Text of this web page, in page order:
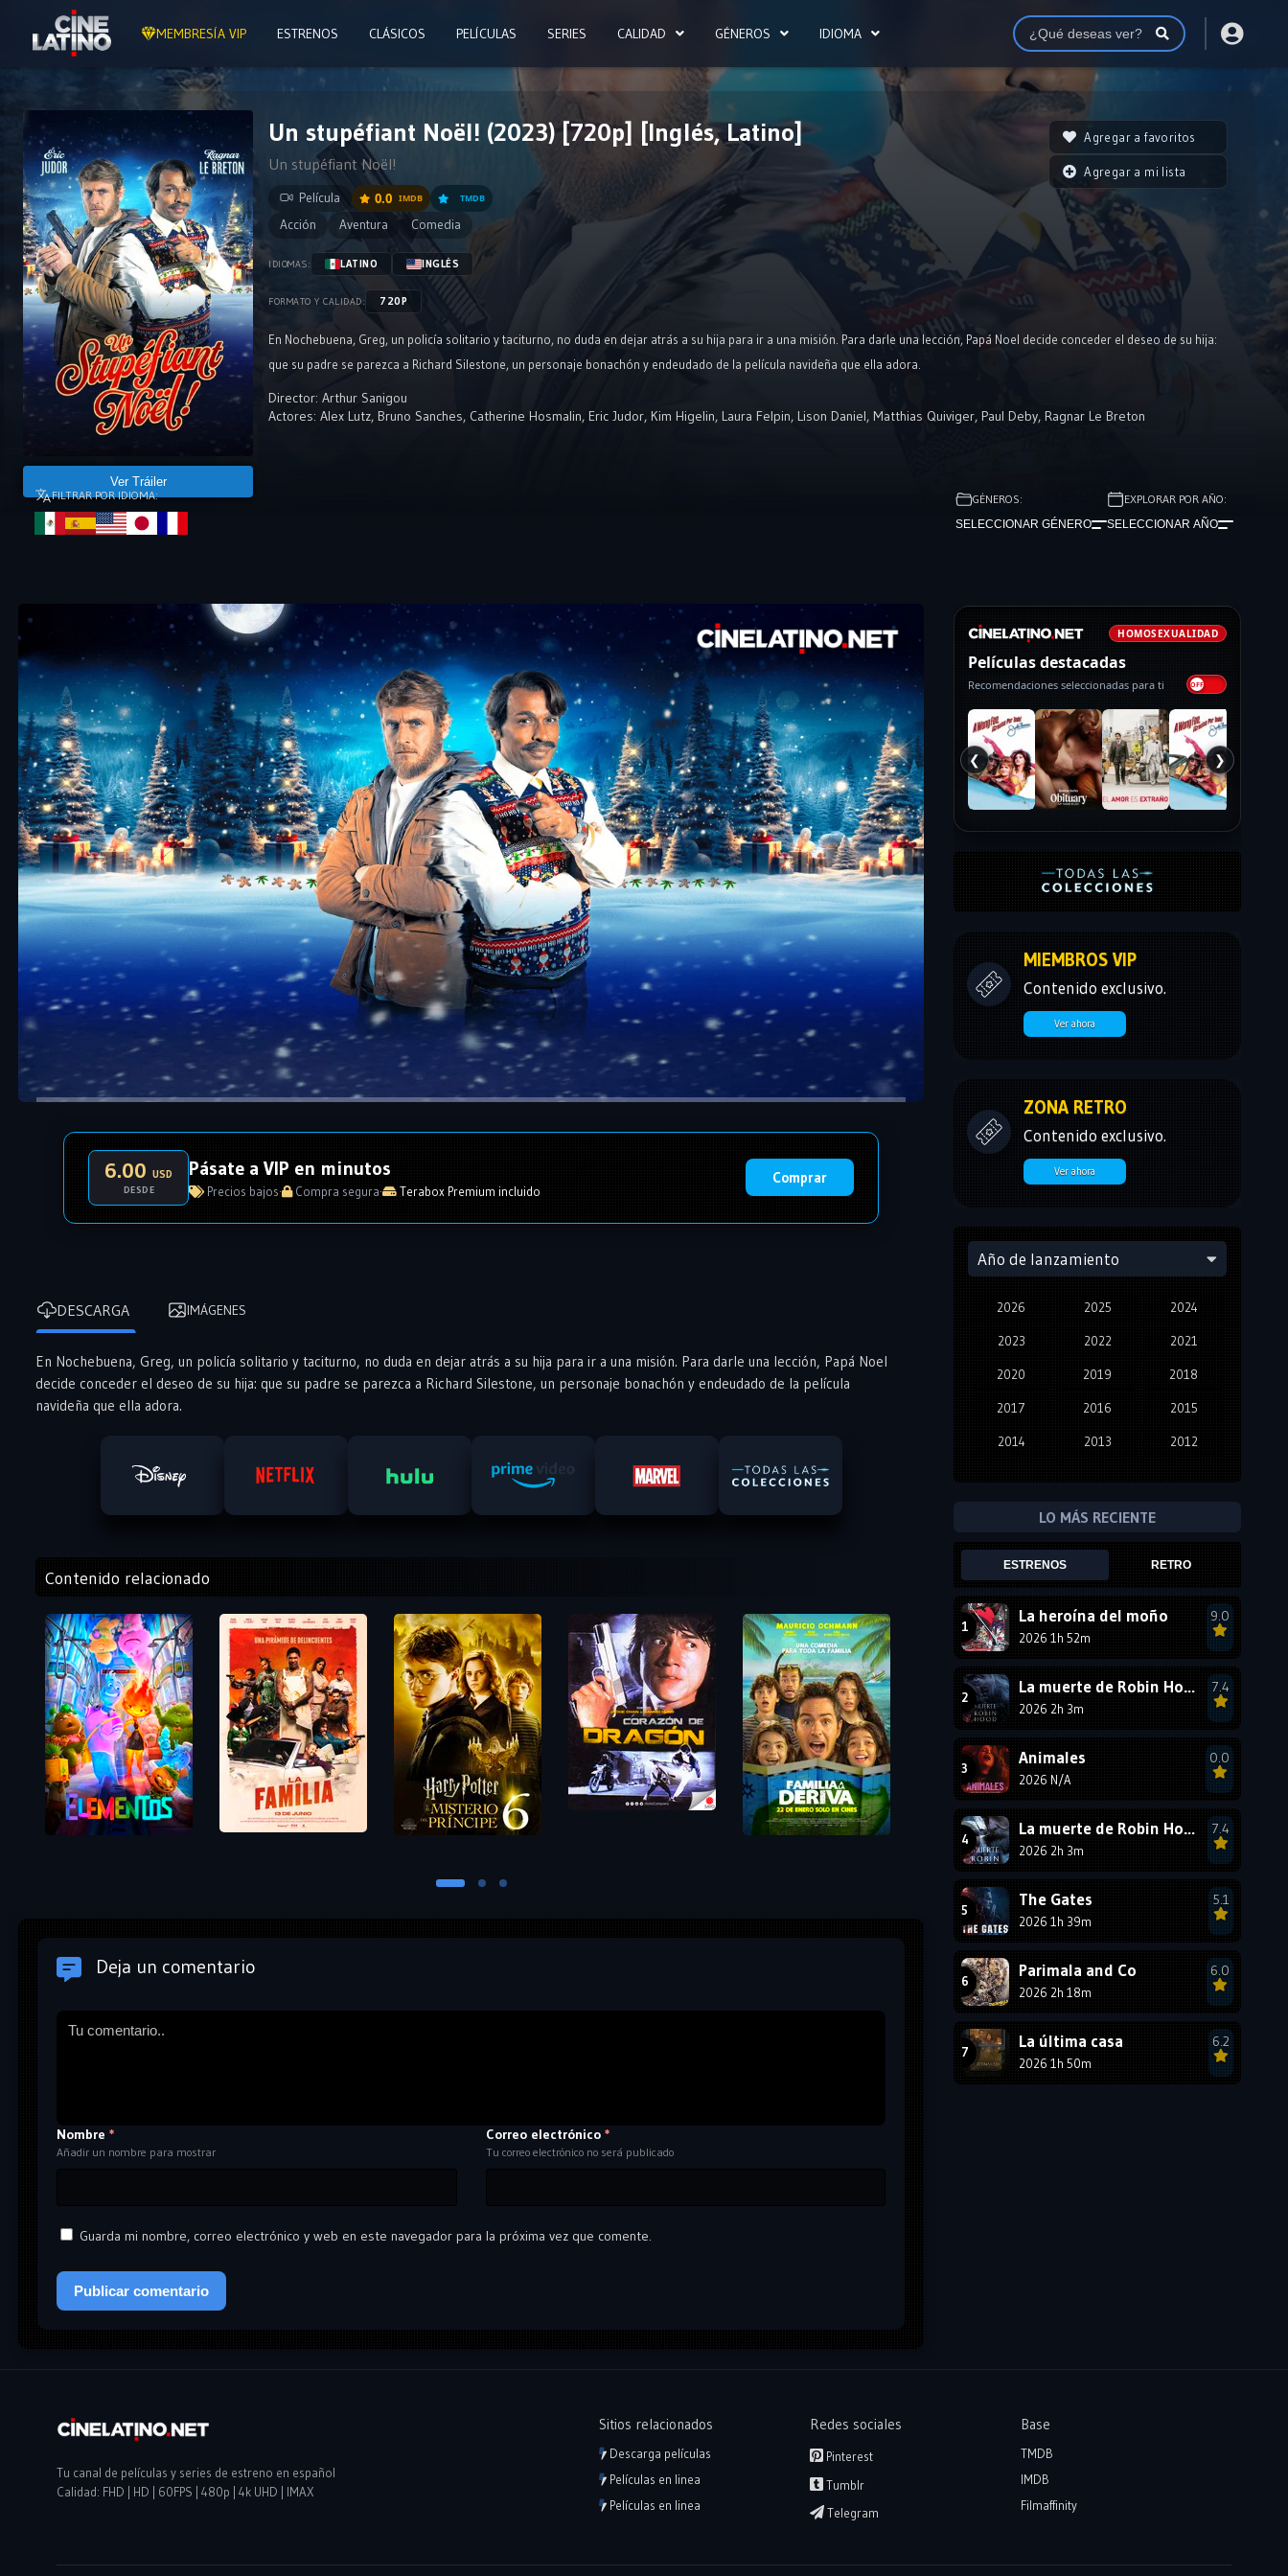
MEMBRESÍA VIP ESTRENOS CLÁSICOS PELÍCULAS SERIES CALIDAD GÉNEROS IDIOMA
Ver Tráiler
Un stupéfiant Noël! (2023) [720p] [Inglés, Latino]
Un stupéfiant Noël!
Película 0.0 IMDB TMDB
Acción Aventura Comedia
IDIOMAS: LATINO INGLÉS
FORMATO Y CALIDAD: 720P
En Nochebuena, Greg, un policía solitario y taciturno, no duda en dejar atrás a su hija para ir a una misión. Para darle una lección, Papá Noel decide conceder el deseo de su hija:
que su padre se parezca a Richard Silestone, un personaje bonachón y endeudado de la película navideña que ella adora.
Director: Arthur Sanigou
Actores: Alex Lutz, Bruno Sanches, Catherine Hosmalin, Eric Judor, Kim Higelin, Laura Felpin, Lison Daniel, Matthias Quiviger, Paul Deby, Ragnar Le Breton
Agregar a favoritos
Agregar a mi lista
FILTRAR POR IDIOMA: GÉNEROS:
SELECCIONAR GÉNERO
EXPLORAR POR AÑO:
SELECCIONAR AÑO
6.00USD
DESDE
Pásate a VIP en minutos
Precios bajos· Compra segura· Terabox Premium incluido
Comprar
DESCARGA IMÁGENES
En Nochebuena, Greg, un policía solitario y taciturno, no duda en dejar atrás a su hija para ir a una misión. Para darle una lección, Papá Noel
decide conceder el deseo de su hija: que su padre se parezca a Richard Silestone, un personaje bonachón y endeudado de la película
navideña que ella adora.
Contenido relacionado
Deja un comentario
Nombre *
Añadir un nombre para mostrar
Correo electrónico *
Tu correo electrónico no será publicado
Guarda mi nombre, correo electrónico y web en este navegador para la próxima vez que comente.
HOMOSEXUALIDAD
Películas destacadas
Recomendaciones seleccionadas para ti
❮ ❯
MIEMBROS VIP
Contenido exclusivo.
Ver ahora
ZONA RETRO
Contenido exclusivo.
Ver ahora
Año de lanzamiento
2026 2025 2024
2023 2022 2021
2020 2019 2018
2017 2016 2015
2014 2013 2012
2001
1999 1998
1996 1995
1993
1990 1989
1987
1984
1978
LO MÁS RECIENTE
ESTRENOS RETRO
La heroína del moño
2026 1h 52m
9.0
La muerte de Robin Hood
2026 2h 3m
7.4
Animales
2026 N/A
0.0
La muerte de Robin Hood
2026 2h 3m
7.4
The Gates
2026 1h 39m
5.1
Parimala and Co
2026 2h 18m
6.0
La última casa
2026 1h 50m
6.2
Sitios relacionados
Descarga películas
Películas en linea
Películas en linea
Redes sociales
Pinterest
Tumblr
Telegram
Base
TMDB
IMDB
Filmaffinity
Tu canal de películas y series de estreno en español
Calidad: FHD | HD | 60FPS | 480p | 4k UHD | IMAX